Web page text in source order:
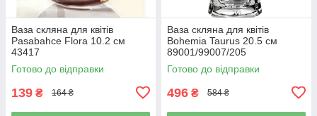
Ваза скляна для квітів
Pasabahce Flora 10.2 см
43417
Готово до відправки
139 ₴ 164 ₴
Ваза скляна для квітів
Bohemia Taurus 20.5 см
89001/99007/205
Готово до відправки
496 ₴ 584 ₴